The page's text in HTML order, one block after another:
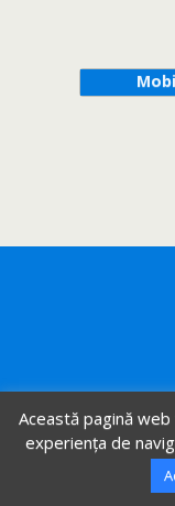
Această pagină
experiența de